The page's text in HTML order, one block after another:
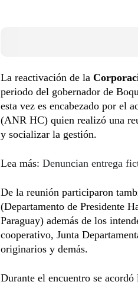
La reactivación de la
periodo del gobernador de
esta vez es encabezado por el
(ANR HC) quien realizó una
y socializar la gestión.
Lea más: Denuncian entrega
De la reunión participaron
(Departamento de Presidente
Paraguay) además de los
cooperativo, Junta
originarios y demás.
Durante el encuentro se